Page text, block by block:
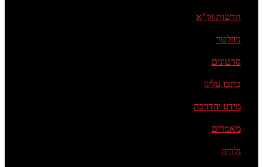
חדשות זק"א
ניוזלטר
סרטונים
כתבו עלינו
מידע והדרכה
מאמרים
גלריה